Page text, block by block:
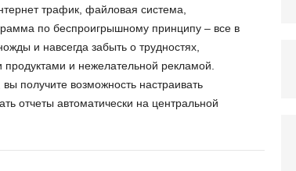
трафик, файловая система,
по беспроигрышному принципу – все в
и навсегда забыть о трудностях,
и нежелательной рекламой.
получите возможность настраивать
отчеты автоматически на центральной